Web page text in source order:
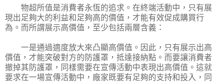
物超所值是消費者永恆的追求。在終端活動中，只有展
現出足夠大的利益和足夠高的價值，才能有效促成購買行
為。而所謂展示高價值，至少包括兩層含義：
一是通過適度放大來凸顯高價值。因此，只有展示出高
價值，才能突破對方的防護罩，抵達接納點。而要讓消費者
撤掉其防護罩，同樣需要在宣傳活動中表現出高價值。這就
要求在一場宣傳活動中，廠家既要有足夠的支持和投入，同